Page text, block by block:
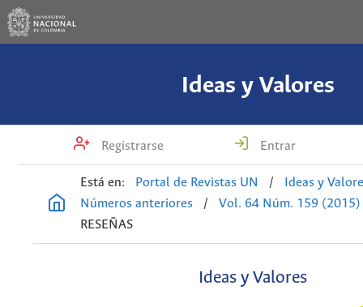
Ideas y Valores
Registrarse Entrar
Está en: Portal de Revistas UN /
Ideas y
Números anteriores
/
Vol. 64 Núm. 159 (2015)
RESEÑAS
Ideas y Valores